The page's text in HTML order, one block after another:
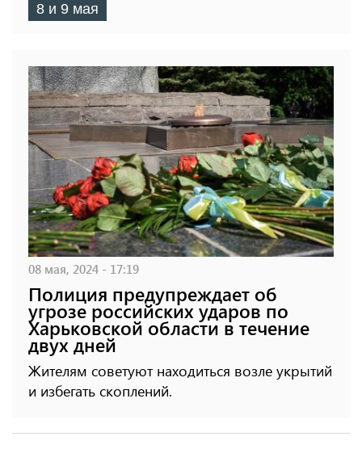
8 и 9 мая
08 мая, 2024 - 17:19
Полиция предупреждает об
угрозе российских ударов по
Харьковской области в течение
двух дней
Жителям советуют находиться возле укрытий
и избегать скоплений.